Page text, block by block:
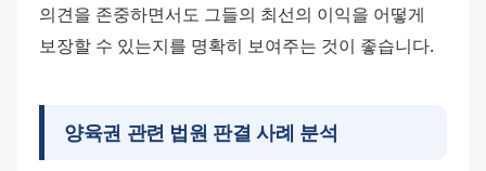
의견을 존중하면서도 그들의 최선의 이익을 어떻게
보장할 수 있는지를 명확히 보여주는 것이 좋습니다.
양육권 관련 법원 판결 사례 분석